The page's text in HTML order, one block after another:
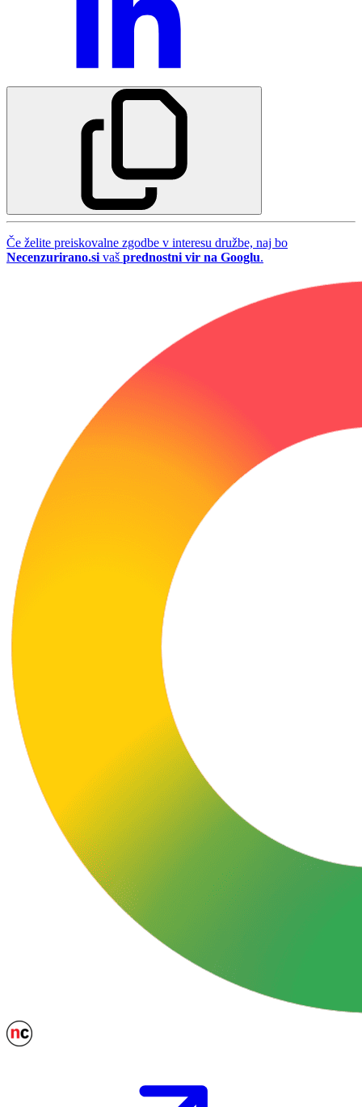
Če želite preiskovalne zgodbe v interesu družbe, naj bo
Necenzurirano.si vaš prednostni vir na Googlu.